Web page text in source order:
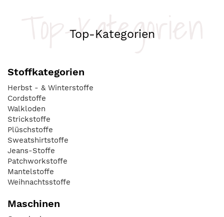
Top-Kategorien
Top-Kategorien
Stoffkategorien
Herbst - & Winterstoffe
Cordstoffe
Walkloden
Strickstoffe
Plüschstoffe
Sweatshirtstoffe
Jeans-Stoffe
Patchworkstoffe
Mantelstoffe
Weihnachtsstoffe
Maschinen